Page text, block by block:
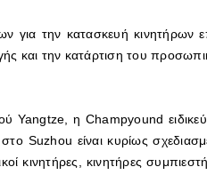
την κατασκευή κινητήρων
και την κατάρτιση του
Yangtze, η Champyound
Suzhou είναι κυρίως
κινητήρες, κινητήρες